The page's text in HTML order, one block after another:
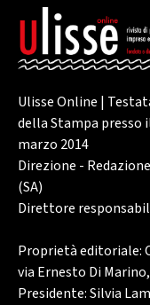
Ulisse Online |
della Stampa presso
marzo 2014
Direzione -
(SA)
Direttore
Proprietà editoriale:
via Ernesto Di Marino,
Presidente: Silvia